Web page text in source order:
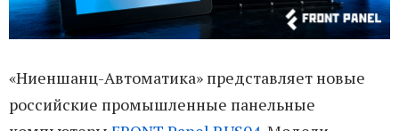
«Ниеншанц-Автоматика» представляет новые
российские промышленные панельные